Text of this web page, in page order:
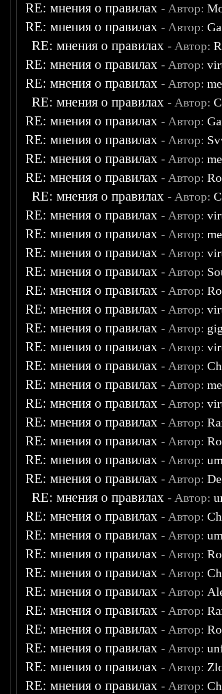
RE: мнения о правилах - Автор:
RE: мнения о правилах - Автор:
RE: мнения о правилах - Автор:
RE: мнения о правилах - Автор:
RE: мнения о правилах - Автор:
RE: мнения о правилах - Автор:
RE: мнения о правилах - Автор:
RE: мнения о правилах - Автор:
RE: мнения о правилах - Автор:
RE: мнения о правилах - Автор:
RE: мнения о правилах - Автор:
RE: мнения о правилах - Автор:
RE: мнения о правилах - Автор:
RE: мнения о правилах - Автор:
RE: мнения о правилах - Автор:
RE: мнения о правилах - Автор:
RE: мнения о правилах - Автор:
RE: мнения о правилах - Автор:
RE: мнения о правилах - Автор:
RE: мнения о правилах - Автор:
RE: мнения о правилах - Автор:
RE: мнения о правилах - Автор:
RE: мнения о правилах - Автор:
RE: мнения о правилах - Автор:
RE: мнения о правилах - Автор:
RE: мнения о правилах - Автор:
RE: мнения о правилах - Автор:
RE: мнения о правилах - Автор:
RE: мнения о правилах - Автор:
RE: мнения о правилах - Автор:
RE: мнения о правилах - Автор:
RE: мнения о правилах - Автор:
RE: мнения о правилах - Автор:
RE: мнения о правилах - Автор:
RE: мнения о правилах - Автор:
RE: мнения о правилах - Автор:
RE: мнения о правилах - Автор: